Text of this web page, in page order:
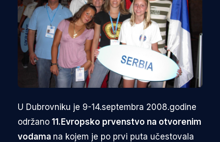
U Dubrovniku je 9-14.septembra 2008.godine
održano 11.Evropsko prvenstvo na otvorenim
vodama na kojem je po prvi puta učestovala